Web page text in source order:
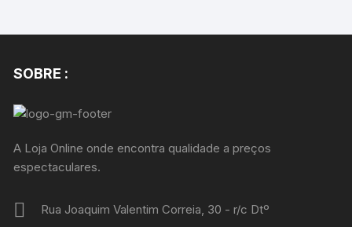
SOBRE :
A Loja Online onde encontra qualidade a preços
espectaculares.
Rua Joaquim Valentim Correia, 30 - r/c Dtº